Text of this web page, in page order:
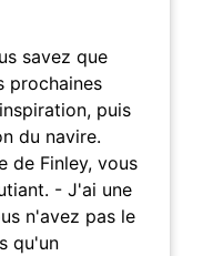
savez que
prochaines
puis
du navire.
de Finley, vous
- J'ai une
n'avez pas le
qu'un